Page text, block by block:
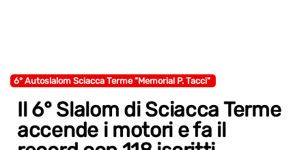
6° Autoslalom Sciacca Terme "Memorial P. Tacci"
Il 6° Slalom di Sciacca Terme
accende i motori e fa il